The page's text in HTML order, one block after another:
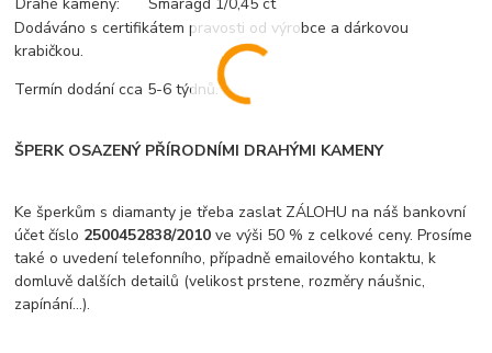
Dodáváno s certifikátem pravosti od výrobce a dárkovou
krabičkou.
Termín dodání cca 5-6 týdnů.
ŠPERK OSAZENÝ PŘÍRODNÍMI DRAHÝMI KAMENY
Ke šperkům s diamanty je třeba zaslat ZÁLOHU na náš bankovní
účet číslo 2500452838/2010 ve výši 50 % z celkové ceny. Prosíme
také o uvedení telefonního, případně emailového kontaktu, k
domluvě dalších detailů (velikost prstene, rozměry náušnic,
zapínání...).